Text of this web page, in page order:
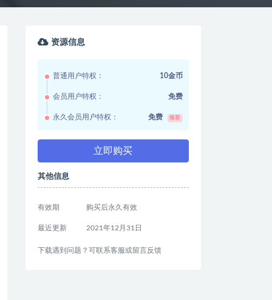
资源信息
普通用户特权： 10金币
会员用户特权： 免费
永久会员用户特权： 免费 推荐
立即购买
其他信息
有效期 购买后永久有效
最近更新 2021年12月31日
下载遇到问题？可联系客服或留言反馈